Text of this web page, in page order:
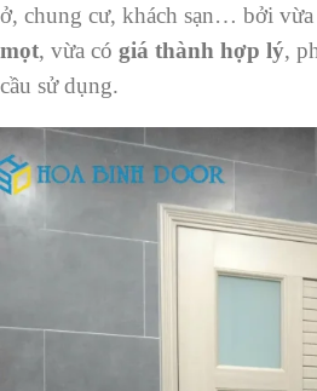
ở, chung cư, khách sạn… bởi vừa
mọt, vừa có giá thành hợp lý,
cầu sử dụng.